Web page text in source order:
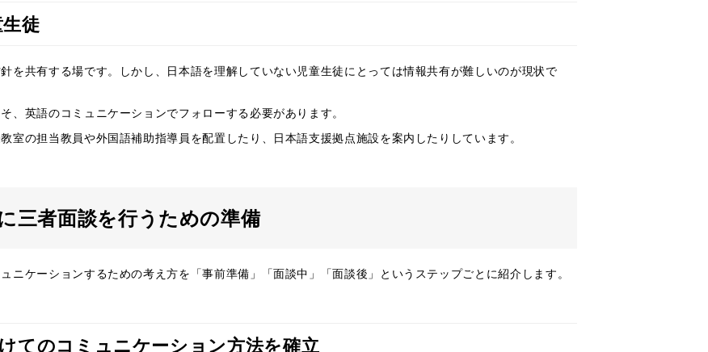
徒
を共有する場です。しかし、日本語を理解していない児童生徒にとっては情報共有が難しいのが現状で
、英語のコミュニケーションでフォローする必要があります。
室の担当教員や外国語補助指導員を配置したり、日本語支援拠点施設を案内したりしています。
三者面談を行うための準備
ニケーションするための考え方を「事前準備」「面談中」「面談後」というステップごとに紹介します。
てのコミュニケーション方法を確立